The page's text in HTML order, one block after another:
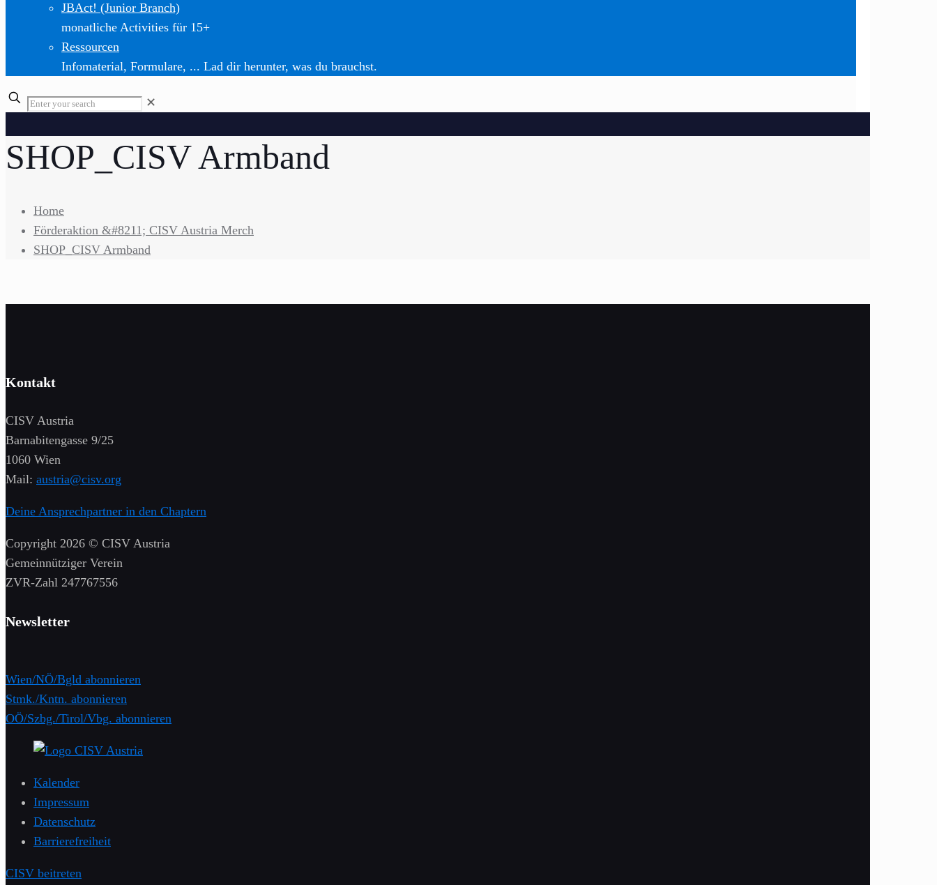
JBAct! (Junior Branch)
monatliche Activities für 15+
Ressourcen
Infomaterial, Formulare, ... Lad dir herunter, was du brauchst.
✕
SHOP_CISV Armband
Home
Förderaktion &#8211; CISV Austria Merch
SHOP_CISV Armband
Kontakt
CISV Austria
Barnabitengasse 9/25
1060 Wien
Mail: austria@cisv.org
Deine Ansprechpartner in den Chaptern
Copyright 2026 © CISV Austria
Gemeinnütziger Verein
​ZVR-Zahl 247767556
Newsletter
Wien/NÖ/Bgld abonnieren
Stmk./Kntn. abonnieren
OÖ/Szbg./Tirol/Vbg. abonnieren
Kalender
Impressum
Datenschutz
Barrierefreiheit
CISV beitreten